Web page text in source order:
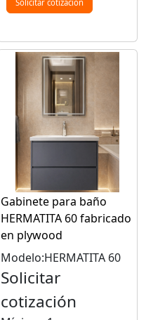
Solicitar cotización
Gabinete para baño
HERMATITA 60 fabricado
en plywood
Modelo:HERMATITA 60
Solicitar
cotización